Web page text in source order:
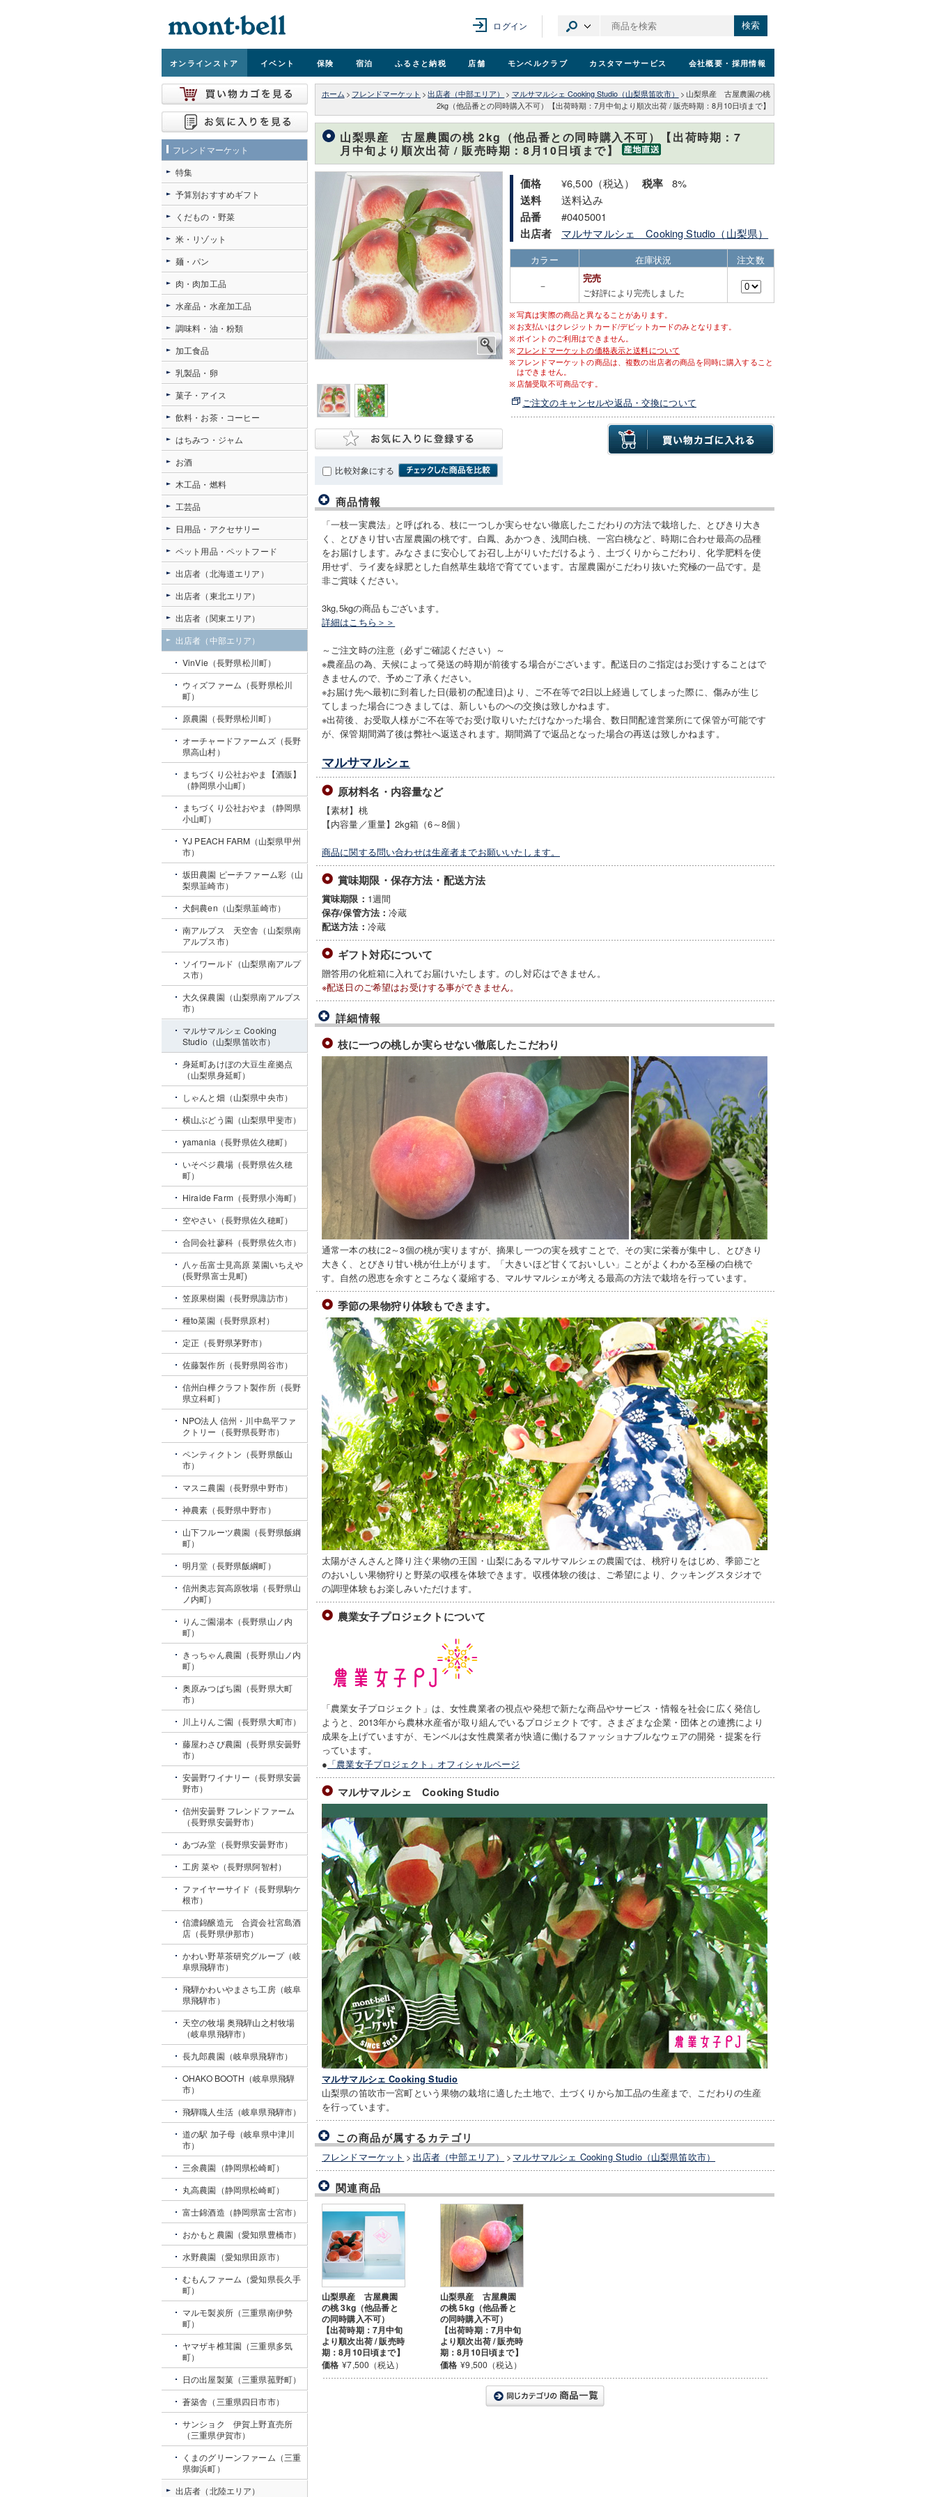
ログイン 検索
オンラインストア イベント 保険 宿泊 ふるさと納税 店舗 モンベルクラブ カスタマーサービス 会社概要 ・採用情報
ホーム > フレンドマーケット > 出店者（中部エリア） > マルサマルシェ Cooking Studio（山梨県笛吹市） > 山梨県産 古屋農園の桃
2kg（他品番との同時購入不可）【出荷時期：7月中旬より順次出荷 / 販売時期：8月10日頃まで】
山梨県産 古屋農園の桃 2kg（他品番との同時購入不可）【出荷時期：7
月中旬より順次出荷 / 販売時期：8月10日頃まで】
比較対象にする
価格 ¥6,500（税込） 税率 8%
送料 送料込み
品番 #0405001
出店者 マルサマルシェ Cooking Studio（山梨県）
カラー 在庫状況
注文数
－
完売
ご好評により完売しました
写真は実際の商品と異なることがあります。
お支払いはクレジットカード/デビットカードのみとなります。
ポイントのご利用はできません。
フレンドマーケットの価格表示と送料について
フレンドマーケットの商品は、複数の出店者の商品を同時に購入すること
はできません。
店舗受取不可商品です。
ご注文のキャンセルや返品・交換について
商品情報
「一枝一実農法」と呼ばれる、枝に一つしか実らせない徹底したこだわりの方法で栽培した、とびきり大き
く、とびきり甘い古屋農園の桃です。白鳳、あかつき、浅間白桃、一宮白桃など、時期に合わせ最高の品種
をお届けします。みなさまに安心してお召し上がりいただけるよう、土づくりからこだわり、化学肥料を使
用せず、ライ麦を緑肥とした自然草生栽培で育てています。古屋農園がこだわり抜いた究極の一品です。是
非ご賞味ください。
3kg,5kgの商品もございます。
詳細はこちら＞＞
～ご注文時の注意（必ずご確認ください）～
※農産品の為、天候によって発送の時期が前後する場合がございます。配送日のご指定はお受けすることはで
きませんので、予めご了承ください。
※お届け先へ最初に到着した日(最初の配達日)より、ご不在等で2日以上経過してしまった際に、傷みが生じ
てしまった場合につきましては、新しいものへの交換は致しかねます。
※出荷後、お受取人様がご不在等でお受け取りいただけなかった場合、数日間配達営業所にて保管が可能です
が、保管期間満了後は弊社へ返送されます。期間満了で返品となった場合の再送は致しかねます。
マルサマルシェ
原材料名・内容量など
【素材】桃
【内容量／重量】2kg箱（6～8個）
商品に関する問い合わせは生産者までお願いいたします。
賞味期限・保存方法・配送方法
賞味期限： 1週間
保存/保管方法：冷蔵
配送方法： 冷蔵
ギフト対応について
贈答用の化粧箱に入れてお届けいたします。のし対応はできません。
※配送日のご希望はお受けする事ができません。
詳細情報
枝に一つの桃しか実らせない徹底したこだわり
通常一本の枝に2～3個の桃が実りますが、摘果し一つの実を残すことで、その実に栄養が集中し、とびきり
大きく、とびきり甘い桃が仕上がります。「大きいほど甘くておいしい」ことがよくわかる至極の白桃で
す。自然の恩恵を余すところなく凝縮する、マルサマルシェが考える最高の方法で栽培を行っています。
季節の果物狩り体験もできます。
太陽がさんさんと降り注ぐ果物の王国・山梨にあるマルサマルシェの農園では、桃狩りをはじめ、季節ごと
のおいしい果物狩りと野菜の収穫を体験できます。収穫体験の後は、ご希望により、クッキングスタジオで
の調理体験もお楽しみいただけます。
農業女子プロジェクトについて
「農業女子プロジェクト」は、女性農業者の視点や発想で新たな商品やサービス・情報を社会に広く発信し
ようと、2013年から農林水産省が取り組んでいるプロジェクトです。さまざまな企業・団体との連携により
成果を上げていますが、モンベルは女性農業者が快適に働けるファッショナブルなウェアの開発・提案を行
っています。
● 「農業女子プロジェクト」オフィシャルページ
マルサマルシェ Cooking Studio
マルサマルシェ Cooking Studio
山梨県の笛吹市一宮町という果物の栽培に適した土地で、土づくりから加工品の生産まで、こだわりの生産
を行っています。
この商品が属するカテゴリ
フレンドマーケット > 出店者（中部エリア） > マルサマルシェ Cooking Studio（山梨県笛吹市）
関連商品
山梨県産 古屋農園
の桃 3kg（他品番と
の同時購入不可）
【出荷時期：7月中旬
より順次出荷 / 販売時
期：8月10日頃まで】
価格 ¥7,500（税込）
山梨県産 古屋農園
の桃 5kg（他品番と
の同時購入不可）
【出荷時期：7月中旬
より順次出荷 / 販売時
期：8月10日頃まで】
価格 ¥9,500（税込）
フレンドマーケット
特集
予算別おすすめギフト
くだもの・野菜
米・リゾット
麺・パン
肉・肉加工品
水産品・水産加工品
調味料・油・粉類
加工食品
乳製品・卵
菓子・アイス
飲料・お茶・コーヒー
はちみつ・ジャム
お酒
木工品・燃料
工芸品
日用品・アクセサリー
ペット用品・ペットフード
出店者（北海道エリア）
出店者（東北エリア）
出店者（関東エリア）
出店者（中部エリア）
VinVie（長野県松川町）
ウィズファーム（長野県松川
町）
原農園（長野県松川町）
オーチャードファームズ（長野
県高山村）
まちづくり公社おやま【酒販】
（静岡県小山町）
まちづくり公社おやま（静岡県
小山町）
YJ PEACH FARM（山梨県甲州
市）
坂田農園 ピーチファーム彩（山
梨県韮崎市）
犬飼農en（山梨県韮崎市）
南アルプス 天空舎（山梨県南
アルプス市）
ソイワールド（山梨県南アルプ
ス市）
大久保農園（山梨県南アルプス
市）
マルサマルシェ Cooking
Studio（山梨県笛吹市）
身延町あけぼの大豆生産拠点
（山梨県身延町）
しゃんと畑（山梨県中央市）
横山ぶどう園（山梨県甲斐市）
yamania（長野県佐久穂町）
いそベジ農場（長野県佐久穂
町）
Hiraide Farm（長野県小海町）
空やさい（長野県佐久穂町）
合同会社蓼科（長野県佐久市）
八ヶ岳富士見高原 菜園いちえや
(長野県富士見町)
笠原果樹園（長野県諏訪市）
種to菜園（長野県原村）
定正（長野県茅野市）
佐藤製作所（長野県岡谷市）
信州白樺クラフト製作所（長野
県立科町）
NPO法人 信州・川中島平ファ
クトリー（長野県長野市）
ペンティクトン（長野県飯山
市）
マスニ農園（長野県中野市）
神農素（長野県中野市）
山下フルーツ農園（長野県飯綱
町）
明月堂（長野県飯綱町）
信州奥志賀高原牧場（長野県山
ノ内町）
りんご園湯本（長野県山ノ内
町）
きっちゃん農園（長野県山ノ内
町）
奥原みつばち園（長野県大町
市）
川上りんご園（長野県大町市）
藤屋わさび農園（長野県安曇野
市）
安曇野ワイナリー（長野県安曇
野市）
信州安曇野 フレンドファーム
（長野県安曇野市）
あづみ堂（長野県安曇野市）
工房 菜や（長野県阿智村）
ファイヤーサイド（長野県駒ケ
根市）
信濃錦醸造元 合資会社宮島酒
店（長野県伊那市）
かわい野草茶研究グループ（岐
阜県飛騨市）
飛騨かわいやまさち工房（岐阜
県飛騨市）
天空の牧場 奥飛騨山之村牧場
（岐阜県飛騨市）
長九郎農園（岐阜県飛騨市）
OHAKO BOOTH（岐阜県飛騨
市）
飛騨職人生活（岐阜県飛騨市）
道の駅 加子母（岐阜県中津川
市）
三余農園（静岡県松崎町）
丸高農園（静岡県松崎町）
富士錦酒造（静岡県富士宮市）
おかもと農園（愛知県豊橋市）
水野農園（愛知県田原市）
むもんファーム（愛知県長久手
町）
マルモ製炭所（三重県南伊勢
町）
ヤマザキ椎茸園（三重県多気
町）
日の出屋製菓（三重県菰野町）
蒼築舎（三重県四日市市）
サンショク 伊賀上野直売所
（三重県伊賀市）
くまのグリーンファーム（三重
県御浜町）
出店者（北陸エリア）